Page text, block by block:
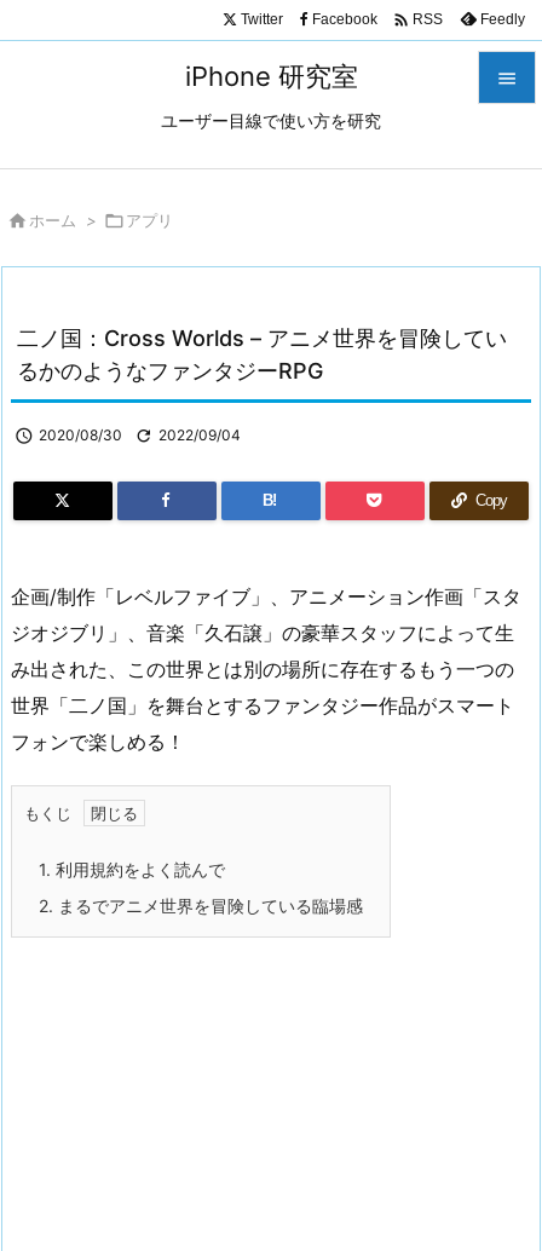
iPhone 研究室
ユーザー目線で使い方を研究

次へ
検索
Twitter Facebook  RSS Feedly
 ホーム > アプリ
二ノ国：Cross Worlds – アニメ世界を冒険してい
るかのようなファンタジーRPG
 2020/08/30  2022/09/04
B! Copy
企画/制作「レベルファイブ」、アニメーション作画「スタ
ジオジブリ」、音楽「久石譲」の豪華スタッフによって生
み出された、この世界とは別の場所に存在するもう一つの
世界「二ノ国」を舞台とするファンタジー作品がスマート
フォンで楽しめる！
もくじ
1. 利用規約をよく読んで
2. まるでアニメ世界を冒険している臨場感